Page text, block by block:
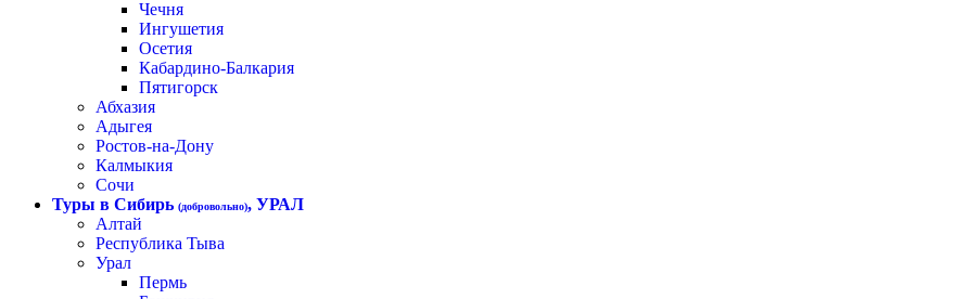
Чечня
Ингушетия
Осетия
Кабардино-Балкария
Пятигорск
Абхазия
Адыгея
Ростов-на-Дону
Калмыкия
Сочи
Туры в Сибирь (добровольно), УРАЛ
Алтай
Республика Тыва
Урал
Пермь